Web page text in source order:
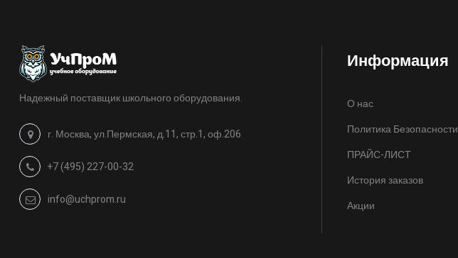
Надежный поставщик школьного оборудования.
г. Москва, ул.Пермская, д.11, стр.1, оф.206
+7 (495) 227-00-32
info@uchprom.ru
Информация
О нас
Политика Безопасности
ПРАЙС-ЛИСТ
История заказов
Акции